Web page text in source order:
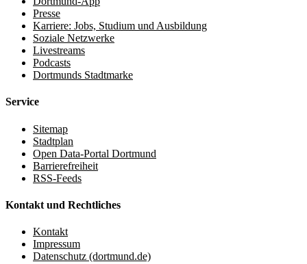
Presse
Karriere: Jobs, Studium und Ausbildung
Soziale Netzwerke
Livestreams
Podcasts
Dortmunds Stadtmarke
Service
Sitemap
Stadtplan
Open Data-Portal Dortmund
Barrierefreiheit
RSS-Feeds
Kontakt und Rechtliches
Kontakt
Impressum
Datenschutz (dortmund.de)